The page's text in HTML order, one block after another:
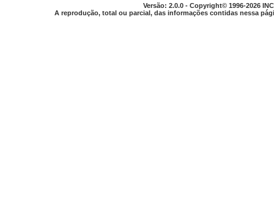
Versão: 2.0.0 - Copyright© 1996-2026
A reprodução, total ou parcial, das informações contidas nessa